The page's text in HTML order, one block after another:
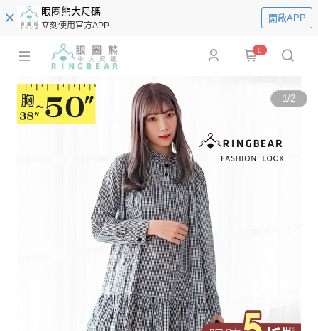
眼圈熊大尺碼
立刻使用官方APP
開啟APP
0
1/2